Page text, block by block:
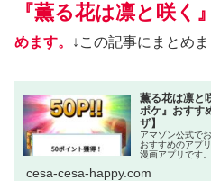
『薫る花は凛と咲く』
めます。
↓この記事にまとめま
薫る花は凛と
ポケ』おすす
ザ】
アマゾン公式で
おすすめのアプ
漫画アプリです
ン公式無料漫画
cesa-cesa-happy.com